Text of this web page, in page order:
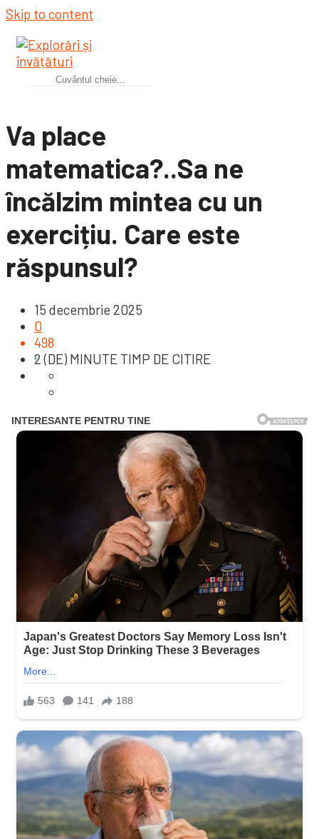
Skip to content
Va place
matematica?..Sa ne
încălzim mintea cu un
exercițiu. Care este
răspunsul?
15 decembrie 2025
0
498
2 (DE) MINUTE TIMP DE CITIRE